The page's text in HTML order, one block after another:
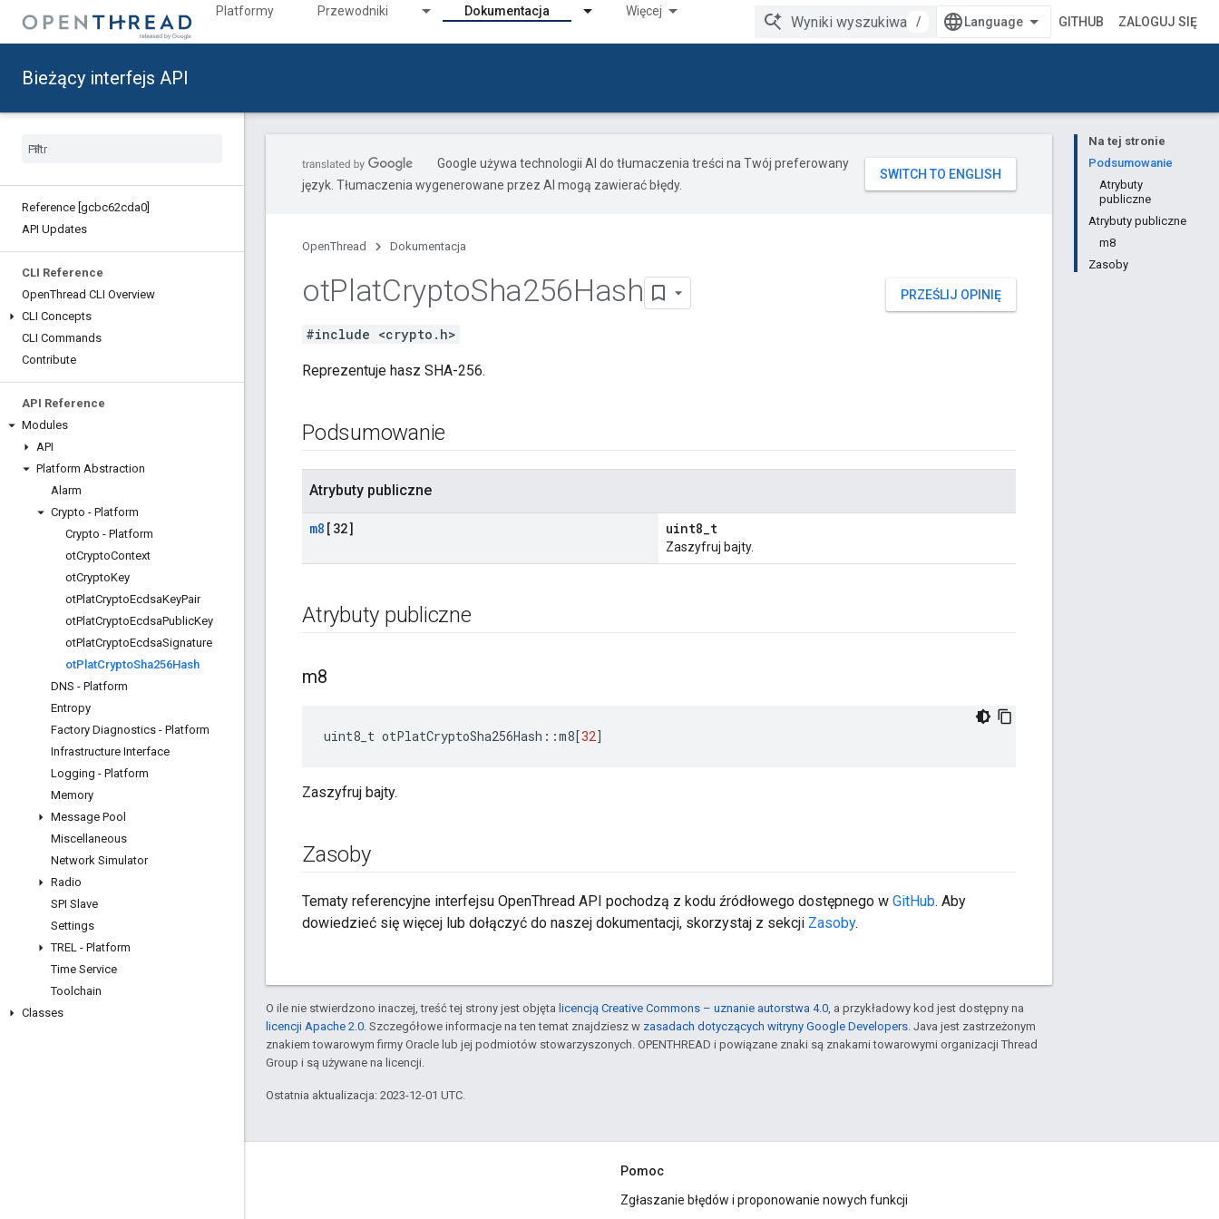
Platformy Przewodniki Dokumentacja Więcej
/ GITHUB ZALOGUJ SIĘ
Bieżący interfejs API
Reference [gcbc62cda0]
API Updates
CLI Reference
OpenThread CLI Overview
CLI Concepts
CLI Commands
Contribute
API Reference
Modules
API
Platform Abstraction
Alarm
Crypto - Platform
Crypto - Platform
otCryptoContext
otCryptoKey
otPlatCryptoEcdsaKeyPair
otPlatCryptoEcdsaPublicKey
otPlatCryptoEcdsaSignature
otPlatCryptoSha256Hash
DNS - Platform
Entropy
Factory Diagnostics - Platform
Infrastructure Interface
Logging - Platform
Memory
Message Pool
Miscellaneous
Network Simulator
Radio
SPI Slave
Settings
TREL - Platform
Time Service
Toolchain
Classes
Na tej stronie
Podsumowanie
Atrybuty
publiczne
Atrybuty publiczne
m8
Zasoby
Google używa technologii AI do tłumaczenia treści na Twój preferowany
język. Tłumaczenia wygenerowane przez AI mogą zawierać błędy.
OpenThread Dokumentacja
PRZEŚLIJ OPINIĘ
otPlatCryptoSha256Hash
#include <crypto.h>
Reprezentuje hasz SHA-256.
Podsumowanie
Atrybuty publiczne
m8 [32] uint8_t
Zaszyfruj bajty.
Atrybuty publiczne
m8
uint8_t otPlatCryptoSha256Hash ::m8[32]
Zaszyfruj bajty.
Zasoby
Tematy referencyjne interfejsu OpenThread API pochodzą z kodu źródłowego dostępnego w GitHub. Aby
dowiedzieć się więcej lub dołączyć do naszej dokumentacji, skorzystaj z sekcji Zasoby.
O ile nie stwierdzono inaczej, treść tej strony jest objęta licencją Creative Commons – uznanie autorstwa 4.0, a przykładowy kod jest dostępny na
licencji Apache 2.0. Szczegółowe informacje na ten temat znajdziesz w zasadach dotyczących witryny Google Developers. Java jest zastrzeżonym
znakiem towarowym firmy Oracle lub jej podmiotów stowarzyszonych. OPENTHREAD i powiązane znaki są znakami towarowymi organizacji Thread
Group i są używane na licencji.
Ostatnia aktualizacja: 2023-12-01 UTC.
Pomoc
Zgłaszanie błędów i proponowanie nowych funkcji